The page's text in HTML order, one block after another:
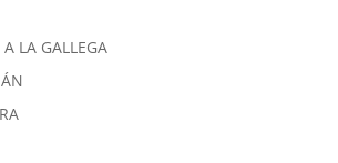
A LA GALLEGA